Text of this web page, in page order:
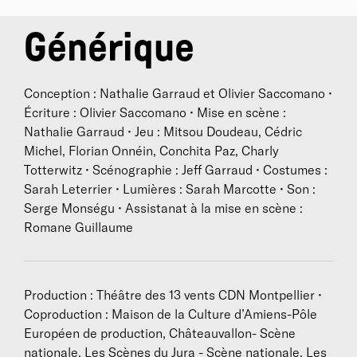
Olivier Saccomano (auteur)est né en 1972. Après
des études de philosophie, il fonde en 1998 à
Marseille la compagnie Théâtre de la Peste, au sein
de laquelle il met en scène une dizaine de spec­tacles,
adaptés de textes de Brecht, Sophocle, Kafka, Duras,
Darwich, Dostoievski : C’est bien c’est mal, Le monde
était-il renversé ?, Thèbes et ailleurs, Confessions de
Stavroguine, et expéri­mente une forme théâtrale
légère, Les Études, qui lie l’idée d’oeuvre à celle
d’exercice : Monk alone / Étude n°1 à partir de «
Étude n°2 à partir de lettres de Marguerite Duras, Le
Mahmoud Darwich, Évocation / Étude n°4 à partir de
l’oeuvre de John Cage.
De 2000 à 2013, il enseigne au département Théâtre
Générique
Conception : Nathalie Garraud et Olivier Saccomano •
Écriture : Olivier Saccomano • Mise en scène :
Nathalie Garraud • Jeu : Mitsou Doudeau, Cédric
Michel, Florian Onnéin, Conchita Paz, Charly
Totterwitz • Scénographie : Jeff Garraud • Costumes :
Sarah Leterrier • Lumières : Sarah Marcotte • Son :
Serge Monségu • Assistanat à la mise en scène :
Romane Guillaume
Production : Théâtre des 13 vents CDN Montpellier •
Coproduction : Maison de la Culture d’Amiens-Pôle
Européen de production, Châteauvallon- Scène
nationale, Les Scènes du Jura - Scène nationale, Les